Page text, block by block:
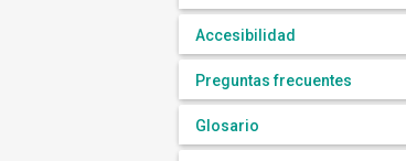
Accesibilidad
Preguntas frecuentes
Glosario